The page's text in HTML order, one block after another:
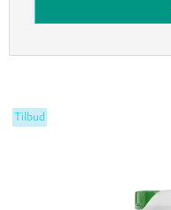
Tilbud